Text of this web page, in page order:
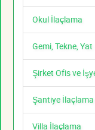
Okul İlaçlama
Gemi, Tekne,
Şirket Ofis ve
Şantiye İlaçlama
Villa İlaçlama